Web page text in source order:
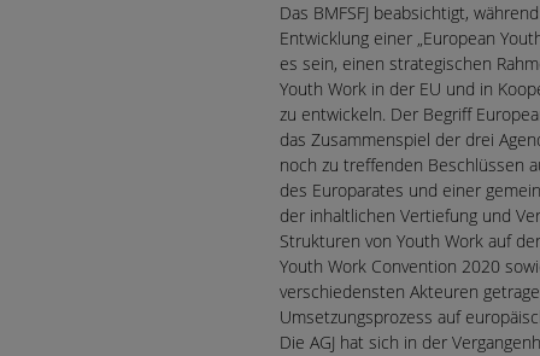
Das BMFSFJ beabsichtigt,
Entwicklung einer „European
es sein, einen strategischen
Youth Work in der EU und in
zu entwickeln. Der Begriff
das Zusammenspiel der drei
noch zu treffenden Beschlüssen
des Europarates und einer
der inhaltlichen Vertiefung und
Strukturen von Youth Work auf
Youth Work Convention 2020
verschiedensten Akteuren
Umsetzungsprozess auf
Die AGJ hat sich in der